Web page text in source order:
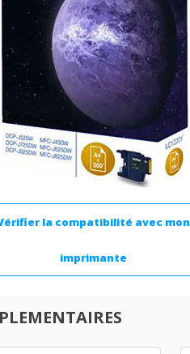
la compatibilité avec mon
imprimante